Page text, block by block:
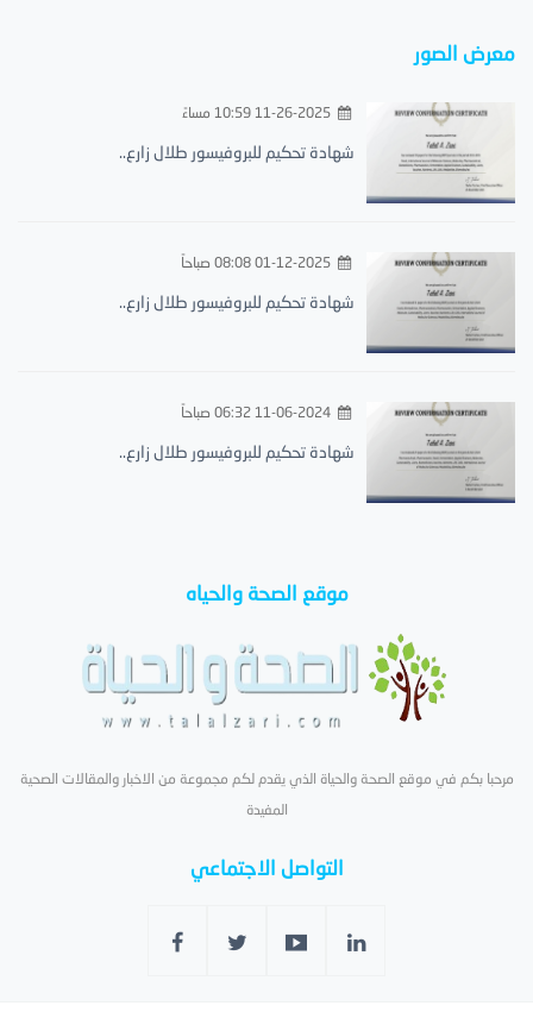
معرض الصور
11-26-2025 10:59 مساءً
شهادة تحكيم للبروفيسور طلال زارع..
01-12-2025 08:08 صباحاً
شهادة تحكيم للبروفيسور طلال زارع..
11-06-2024 06:32 صباحاً
شهادة تحكيم للبروفيسور طلال زارع..
موقع الصحة والحياه
مرحبا بكم في موقع الصحة والحياة الذي يقدم لكم مجموعة من الاخبار والمقالات الصحية
المفيدة
التواصل الاجتماعي